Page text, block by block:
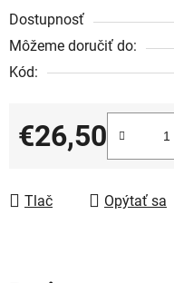
Dostupnosť
Môžeme doručiť do:
Kód:
€26,50
Jednotková cena:
Tlač Opýtať sa